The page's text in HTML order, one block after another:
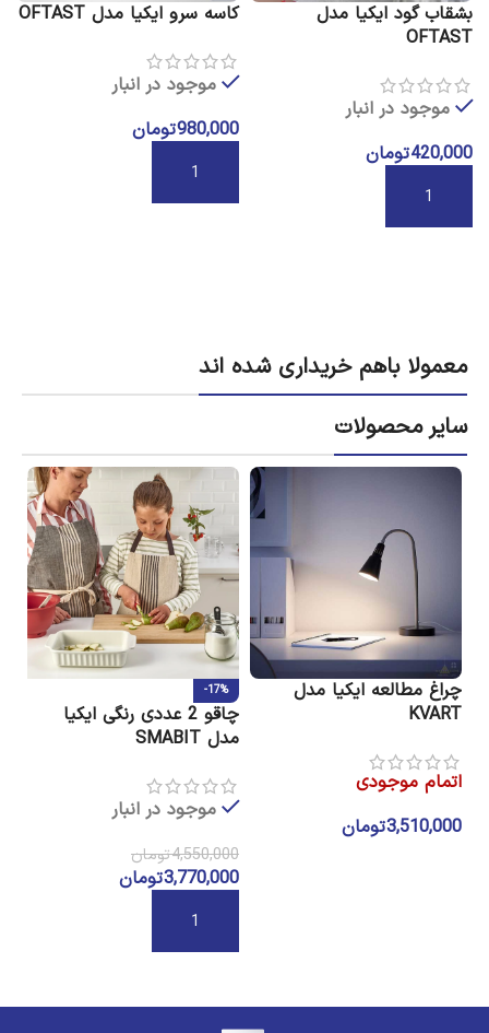
بشقاب گود ایکیا مدل
OFTAST
موجود در انبار
420,000تومان
افزودن به سبد خرید
کاسه سرو ایکیا مدل OFTAST
موجود در انبار
980,000تومان
افزودن به سبد خرید
معمولا باهم خریداری شده اند
سایر محصولات
چراغ مطالعه ایکیا مدل
KVART
اتمام موجودی
3,510,000تومان
-17%
چاقو 2 عددی رنگی ایکیا
مدل SMABIT
موجود در انبار
4,550,000تومان
3,770,000تومان
افزودن به سبد خرید